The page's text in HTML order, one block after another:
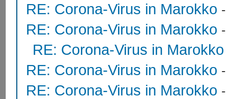
RE: Corona-Virus in Marokko
RE: Corona-Virus in Marokko
RE: Corona-Virus in Marokko
RE: Corona-Virus in Marokko
RE: Corona-Virus in Marokko